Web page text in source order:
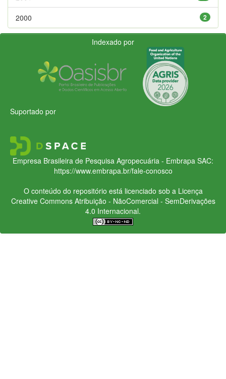
2
2000
Indexado por
Suportado por
Empresa Brasileira de Pesquisa Agropecuária - Embrapa SAC:
https://www.embrapa.br/fale-conosco
O conteúdo do repositório está licenciado sob a Licença
Creative CommonsAtribuição - NãoComercial - SemDerivações
4.0 Internacional.